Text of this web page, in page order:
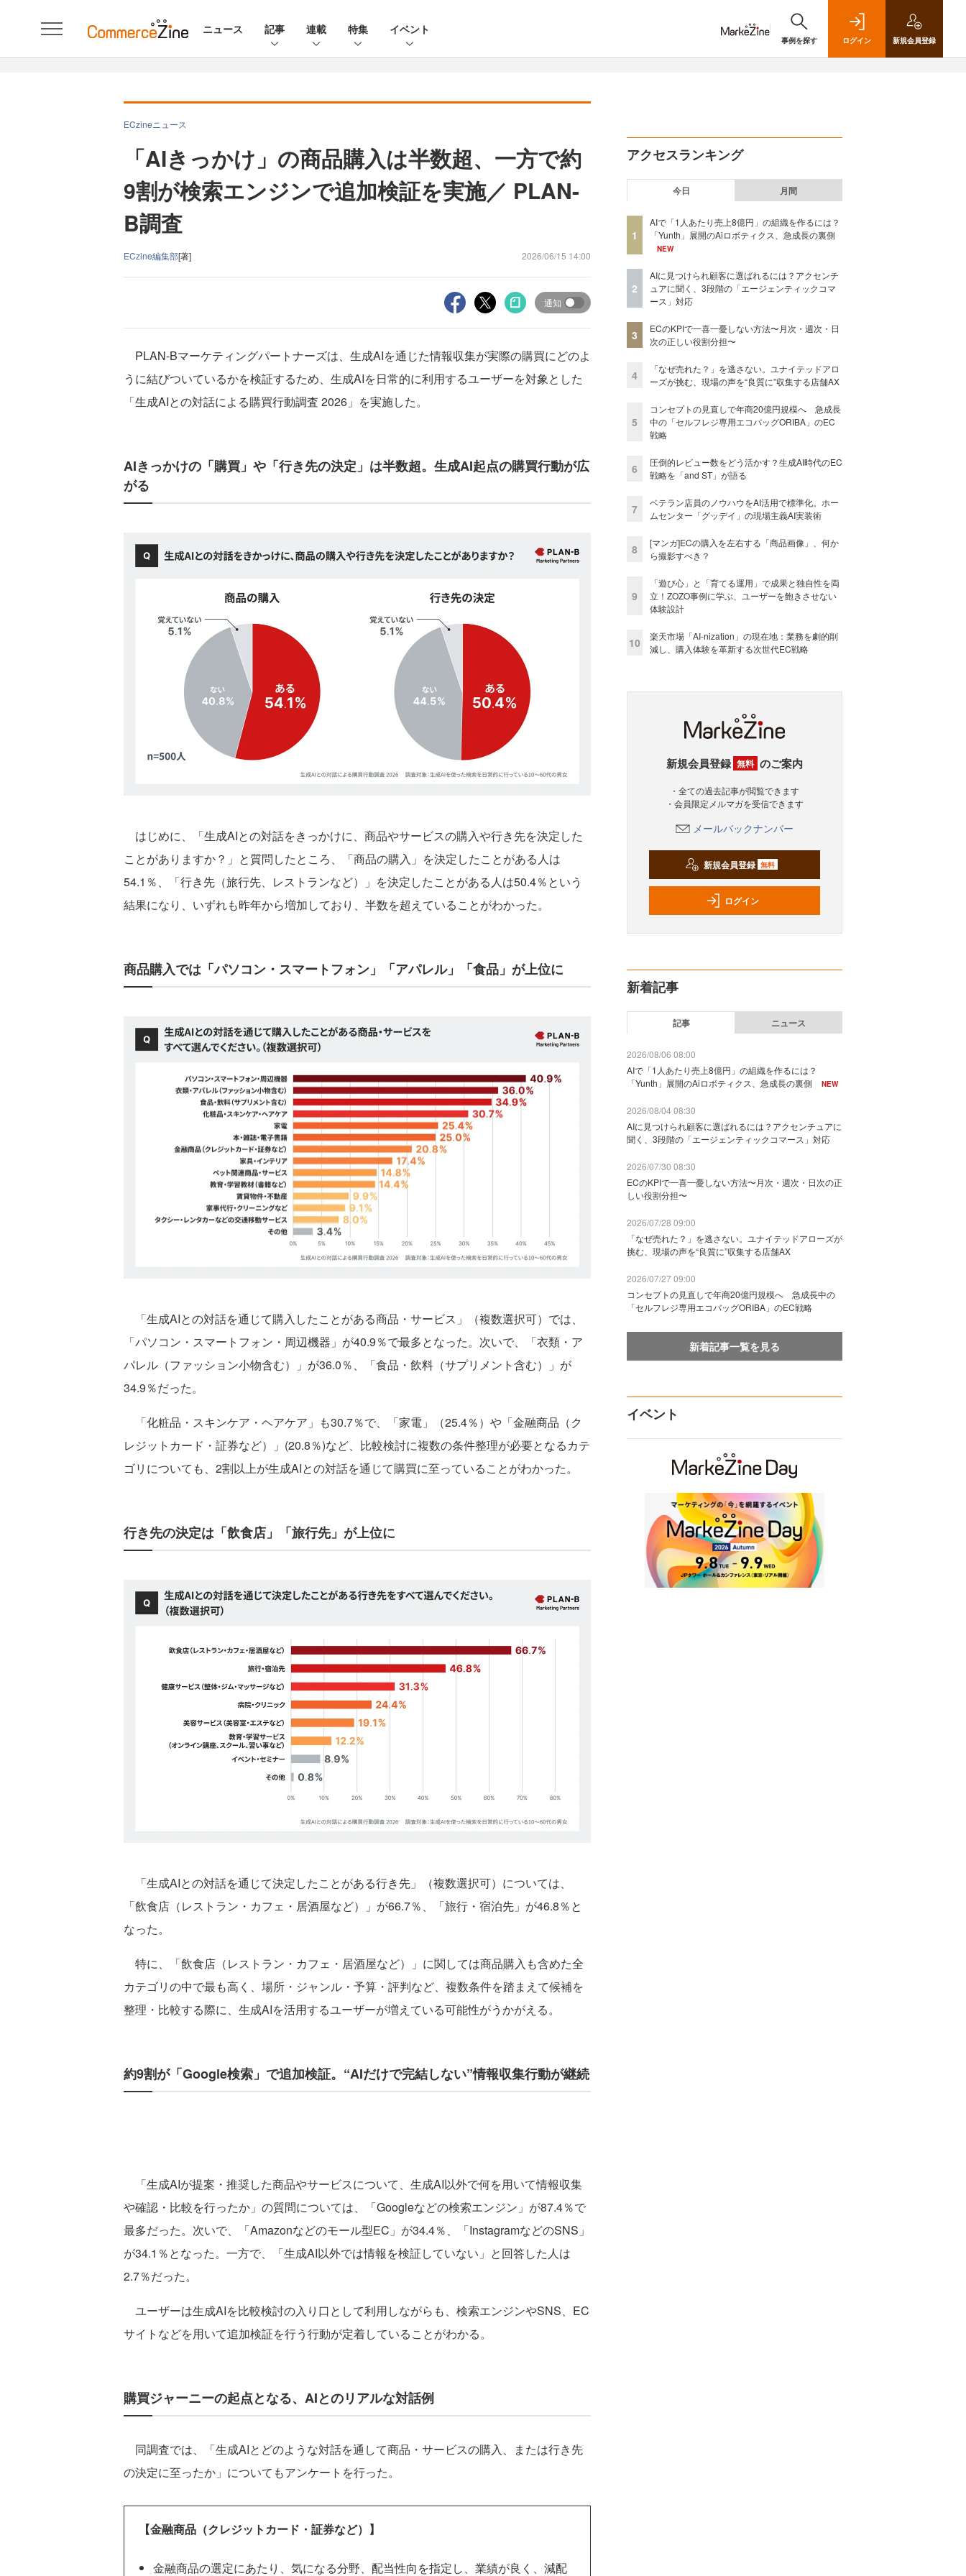
ニュース 記事 連載 特集 イベント
事例を探す ログイン 新規会員登録
ECzineニュース
「AIきっかけ」の商品購入は半数超、一方で約
9割が検索エンジンで追加検証を実施／ PLAN-
B調査
ECzine編集部[著] 2026/06/15 14:00
通知
PLAN-Bマーケティングパートナーズは、生成AIを通じた情報収集が実際の購買にどのよ
うに結びついているかを検証するため、生成AIを日常的に利用するユーザーを対象とした
「生成AIとの対話による購買行動調査 2026」を実施した。
AIきっかけの「購買」や「行き先の決定」は半数超。生成AI起点の購買行動が広
がる
はじめに、「生成AIとの対話をきっかけに、商品やサービスの購入や行き先を決定した
ことがありますか？」と質問したところ、「商品の購入」を決定したことがある人は
54.1％、「行き先（旅行先、レストランなど）」を決定したことがある人は50.4％という
結果になり、いずれも昨年から増加しており、半数を超えていることがわかった。
商品購入では「パソコン・スマートフォン」「アパレル」「食品」が上位に
「生成AIとの対話を通じて購入したことがある商品・サービス」（複数選択可）では、
「パソコン・スマートフォン・周辺機器」が40.9％で最多となった。次いで、「衣類・ア
パレル（ファッション小物含む）」が36.0％、「食品・飲料（サプリメント含む）」が
34.9％だった。
「化粧品・スキンケア・ヘアケア」も30.7％で、「家電」（25.4％）や「金融商品（ク
レジットカード・証券など）」(20.8％)など、比較検討に複数の条件整理が必要となるカテ
ゴリについても、2割以上が生成AIとの対話を通じて購買に至っていることがわかった。
行き先の決定は「飲食店」「旅行先」が上位に
「生成AIとの対話を通じて決定したことがある行き先」（複数選択可）については、
「飲食店（レストラン・カフェ・居酒屋など）」が66.7％、「旅行・宿泊先」が46.8％と
なった。
特に、「飲食店（レストラン・カフェ・居酒屋など）」に関しては商品購入も含めた全
カテゴリの中で最も高く、場所・ジャンル・予算・評判など、複数条件を踏まえて候補を
整理・比較する際に、生成AIを活用するユーザーが増えている可能性がうかがえる。
約9割が「Google検索」で追加検証。“AIだけで完結しない”情報収集行動が継続
「生成AIが提案・推奨した商品やサービスについて、生成AI以外で何を用いて情報収集
や確認・比較を行ったか」の質問については、「Googleなどの検索エンジン」が87.4％で
最多だった。次いで、「Amazonなどのモール型EC」が34.4％、「InstagramなどのSNS」
が34.1％となった。一方で、「生成AI以外では情報を検証していない」と回答した人は
2.7％だった。
ユーザーは生成AIを比較検討の入り口として利用しながらも、検索エンジンやSNS、EC
サイトなどを用いて追加検証を行う行動が定着していることがわかる。
購買ジャーニーの起点となる、AIとのリアルな対話例
同調査では、「生成AIとどのような対話を通して商品・サービスの購入、または行き先
の決定に至ったか」についてもアンケートを行った。
【金融商品（クレジットカード・証券など）】
金融商品の選定にあたり、気になる分野、配当性向を指定し、業績が良く、減配
アクセスランキング
今日 月間
1
AIで「1人あたり売上8億円」の組織を作るには？
「Yunth」展開のAiロボティクス、急成長の裏側
NEW
2
AIに見つけられ顧客に選ばれるには？アクセンチ
ュアに聞く、3段階の「エージェンティックコマ
ース」対応
3
ECのKPIで一喜一憂しない方法〜月次・週次・日
次の正しい役割分担〜
4
「なぜ売れた？」を逃さない。ユナイテッドアロ
ーズが挑む、現場の声を“良質に”収集する店舗AX
5
コンセプトの見直しで年商20億円規模へ 急成長
中の「セルフレジ専用エコバッグORIBA」のEC
戦略
6
圧倒的レビュー数をどう活かす？生成AI時代のEC
戦略を「and ST」が語る
7
ベテラン店員のノウハウをAI活用で標準化。ホー
ムセンター「グッデイ」の現場主義AI実装術
8
[マンガ]ECの購入を左右する「商品画像」、何か
ら撮影すべき？
9
「遊び心」と「育てる運用」で成果と独自性を両
立！ZOZO事例に学ぶ、ユーザーを飽きさせない
体験設計
10
楽天市場「AI-nization」の現在地：業務を劇的削
減し、購入体験を革新する次世代EC戦略
新規会員登録 無料 のご案内
・全ての過去記事が閲覧できます
・会員限定メルマガを受信できます
メールバックナンバー
新規会員登録 無料
ログイン
新着記事
記事 ニュース
2026/08/06 08:00
AIで「1人あたり売上8億円」の組織を作るには？
「Yunth」展開のAiロボティクス、急成長の裏側
NEW
2026/08/04 08:30
AIに見つけられ顧客に選ばれるには？アクセンチュアに
聞く、3段階の「エージェンティックコマース」対応
2026/07/30 08:30
ECのKPIで一喜一憂しない方法〜月次・週次・日次の正
しい役割分担〜
2026/07/28 09:00
「なぜ売れた？」を逃さない。ユナイテッドアローズが
挑む、現場の声を“良質に”収集する店舗AX
2026/07/27 09:00
コンセプトの見直しで年商20億円規模へ 急成長中の
「セルフレジ専用エコバッグORIBA」のEC戦略
新着記事一覧を見る
イベント